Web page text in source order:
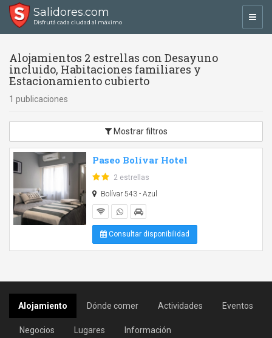
Salidores.com
Disfrutá cada ciudad al máximo
Alojamientos 2 estrellas con Desayuno
incluido, Habitaciones familiares y
Estacionamiento cubierto
1 publicaciones
Mostrar filtros
Paseo Bolívar Hotel
2 estrellas
Bolívar 543 - Azul
Consultar disponibilidad
Alojamiento Dónde comer Actividades Eventos
Negocios Lugares Información